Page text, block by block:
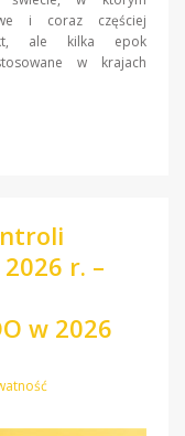
i coraz częściej
ale kilka epok
w krajach
r. –
w 2026